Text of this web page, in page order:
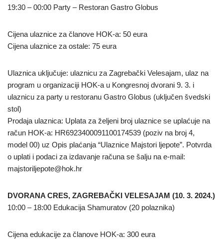
19:30 – 00:00 Party – Restoran Gastro Globus
Cijena ulaznice za članove HOK-a: 50 eura
Cijena ulaznice za ostale: 75 eura
Ulaznica uključuje: ulaznicu za Zagrebački Velesajam, ulaz na
program u organizaciji HOK-a u Kongresnoj dvorani 9. 3. i
ulaznicu za party u restoranu Gastro Globus (uključen švedski
stol)
Prodaja ulaznica: Uplata za željeni broj ulaznice se uplaćuje na
račun HOK-a: HR6923400091100174539 (poziv na broj 4,
model 00) uz Opis plaćanja “Ulaznice Majstori ljepote”. Potvrda
o uplati i podaci za izdavanje računa se šalju na e-mail:
majstoriljepote@hok.hr
DVORANA CRES, ZAGREBAČKI VELESAJAM (10. 3. 2024.)
10:00 – 18:00 Edukacija Shamuratov (20 polaznika)
Cijena edukacije za članove HOK-a: 300 eura